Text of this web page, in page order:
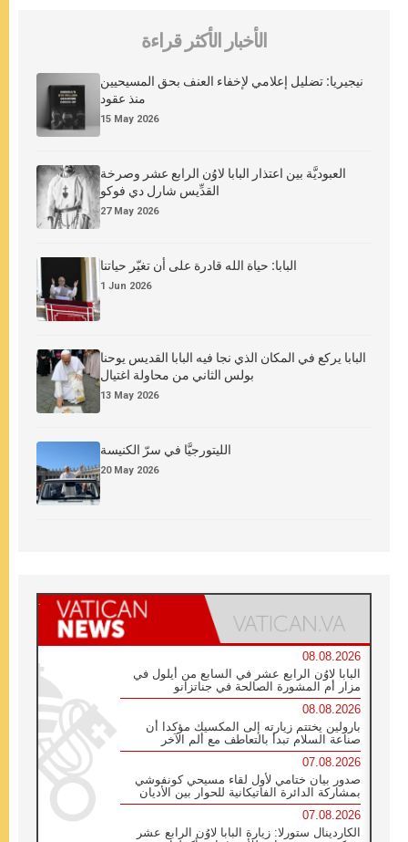
الأخبار الأكثر قراءة
نيجيريا: تضليل إعلامي لإخفاء العنف بحق المسيحيين
منذ عقود
15 May 2026
العبوديَّة بين اعتذار البابا لاوُن الرابع عشر وصرخة
القدِّيس شارل دي فوكو
27 May 2026
البابا: حياة الله قادرة على أن تغيّر حياتنا
1 Jun 2026
البابا يركع في المكان الذي نجا فيه البابا القديس يوحنا
بولس الثاني من محاولة اغتيال
13 May 2026
الليتورجيَّا في سرّ الكنيسة
20 May 2026
08.08.2026
البابا لاوُن الرابع عشر في السابع من أيلول في
مزار أم المشورة الصالحة في جناتزانو
08.08.2026
بارولين يختتم زيارته إلى المكسيك مؤكدا أن
صناعة السلام تبدأ بالتعاطف مع ألم الآخر
07.08.2026
صدور بيان ختامي لأول لقاء مسيحي كونفوشي
بمشاركة الدائرة الفاتيكانية للحوار بين الأديان
07.08.2026
الكاردينال ستورلا: زيارة البابا لاوُن الرابع عشر